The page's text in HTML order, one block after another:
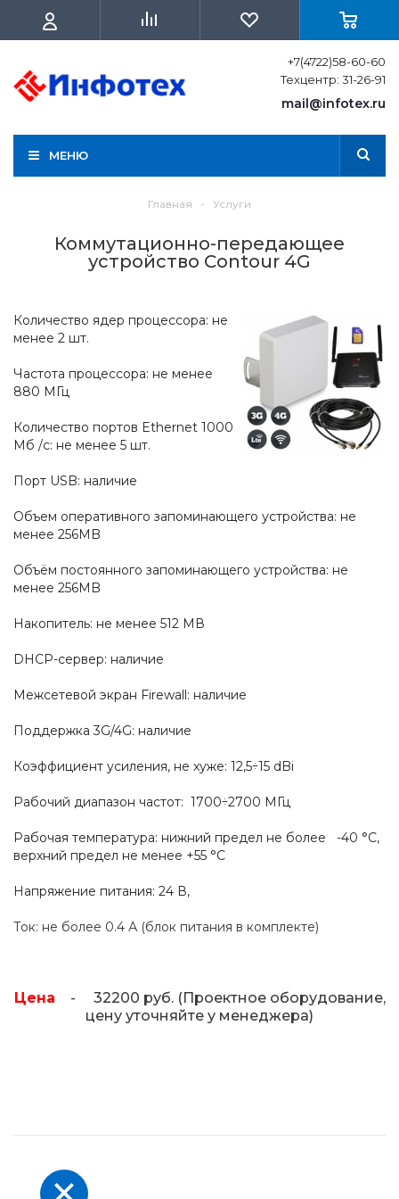
+7(4722)58-60-60
Техцентр: 31-26-91
mail@infotex.ru
МЕНЮ
Главная - Услуги
Коммутационно-передающее
устройство Contour 4G
Количество ядер процессора: не
менее 2 шт.
Частота процессора: не менее
880 МГц
Количество портов Ethernet 1000
Мб /с: не менее 5 шт.
Порт USB: наличие
Объем оперативного запоминающего устройства: не
менее 256MB
Объём постоянного запоминающего устройства: не
менее 256MB
Накопитель: не менее 512 МВ
DHCP-сервер: наличие
Межсетевой экран Firewall: наличие
Поддержка 3G/4G: наличие
Коэффициент усиления, не хуже: 12,5÷15 dBi
Рабочий диапазон частот: 1700÷2700 МГц
Рабочая температура: нижний предел не более -40 °C,
верхний предел не менее +55 °C
Напряжение питания: 24 В,
Ток: не более 0.4 А (блок питания в комплекте)
Цена
- 32200 руб. (Проектное оборудование,
цену уточняйте у менеджера)